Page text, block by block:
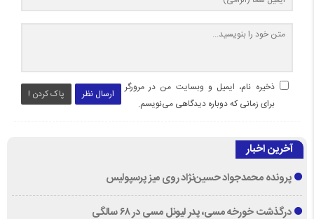
ارسال نظر پاک کردن !
ذخیره نام، ایمیل و وبسایت من در مرورگر
برای زمانی که دوباره دیدگاهی می‌نویسم.
آخرین اخبار
پرونده محمدجواد حسین‌نژاد روی میز پرسپولیس
درگذشت خورخه مسی، پدر لیونل مسی در ۶۸ سالگی